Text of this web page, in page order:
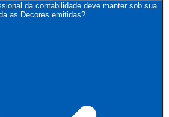
da contabilidade deve manter sob sua
as Decores emitidas?